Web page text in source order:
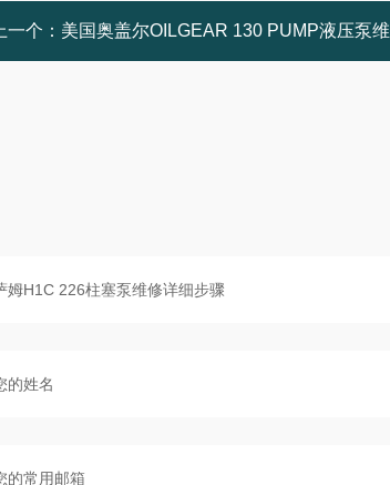
一个： 美国奥盖尔OILGEAR 130 PUMP液压泵维修小技巧